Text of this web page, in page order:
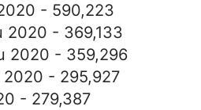
- 590,223
2020 - 369,133
2020 - 359,296
2020 - 295,927
- 279,387